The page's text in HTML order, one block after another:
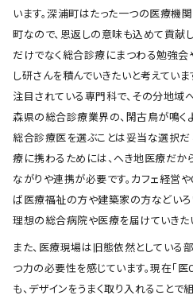
います。深浦町はたった一つの医療機
町なので、恩返しの意味も込めて貢献
だけでなく総合診療にまつわる勉強
し研さんを積んでいきたいと考えてい
注目されている専門科で、その分地域
森県の総合診療業界の、閑古鳥が鳴く
総合診療医を選ぶことは妥当な選択だ
療に携わるためには、へき地医療だか
ながりや連携が必要です。カフェ経営
ば医療福祉の方や建築家の方などいろ
理想の総合病院や医療を届けていきた
また、医療現場は旧態依然としている
つ力の必要性を感じています。現在「
も、デザインをうまく取り入れることで